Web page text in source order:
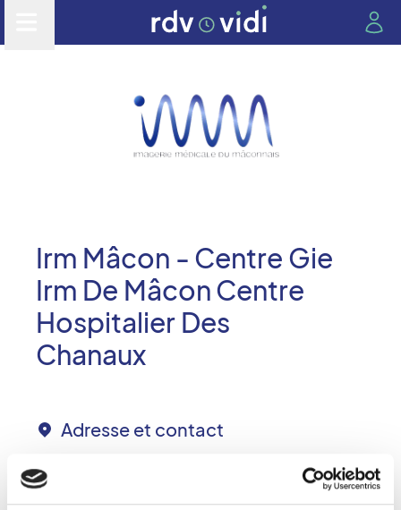
Irm Mâcon - Centre Gie
Irm De Mâcon Centre
Hospitalier Des
Chanaux
Adresse et contact
Boulevard Louis Escande
71000